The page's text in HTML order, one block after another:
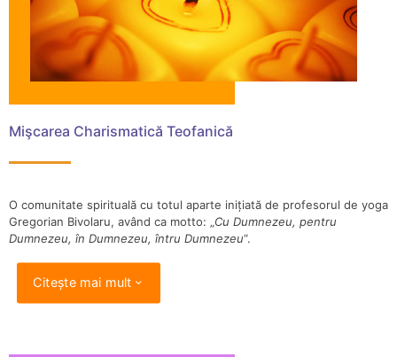
Mişcarea Charismatică Teofanică
O comunitate spirituală cu totul aparte inițiată de profesorul de yoga
Gregorian Bivolaru, având ca motto: „ Cu Dumnezeu, pentru
Dumnezeu, în Dumnezeu, întru Dumnezeu“.
Citește mai mult